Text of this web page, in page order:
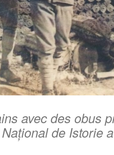
avec des obus
de Istorie